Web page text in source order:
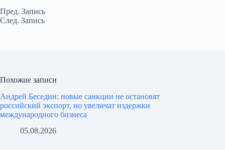
Пред. Запись
След. Запись
Похожие записи
Андрей Беседин: новые санкции не остановят
российский экспорт, но увеличат издержки
международного бизнеса
05.08.2026